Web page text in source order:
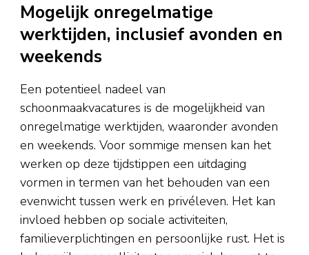
Mogelijk onregelmatige
werktijden, inclusief avonden en
weekends
Een potentieel nadeel van
schoonmaakvacatures is de mogelijkheid van
onregelmatige werktijden, waaronder avonden
en weekends. Voor sommige mensen kan het
werken op deze tijdstippen een uitdaging
vormen in termen van het behouden van een
evenwicht tussen werk en privéleven. Het kan
invloed hebben op sociale activiteiten,
familieverplichtingen en persoonlijke rust. Het is